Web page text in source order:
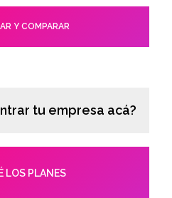
Y COMPARAR
tu empresa acá?
LOS PLANES